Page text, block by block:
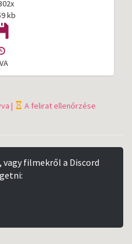
kb
|
A felirat ellenőrzése
filmekről a Discord